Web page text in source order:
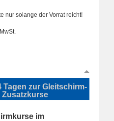
nur solange der Vorrat reicht!
Tagen zur Gleitschirm-
Zusatzkurse
im